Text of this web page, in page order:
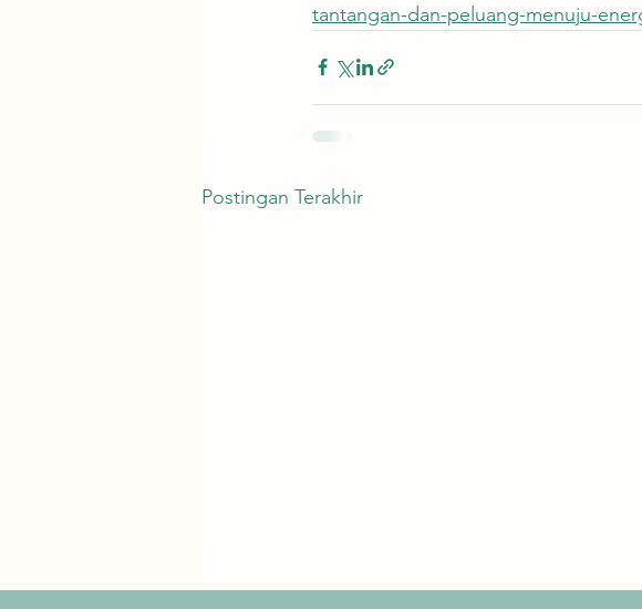
tantangan-dan-peluang-menuju-
Postingan Terakhir